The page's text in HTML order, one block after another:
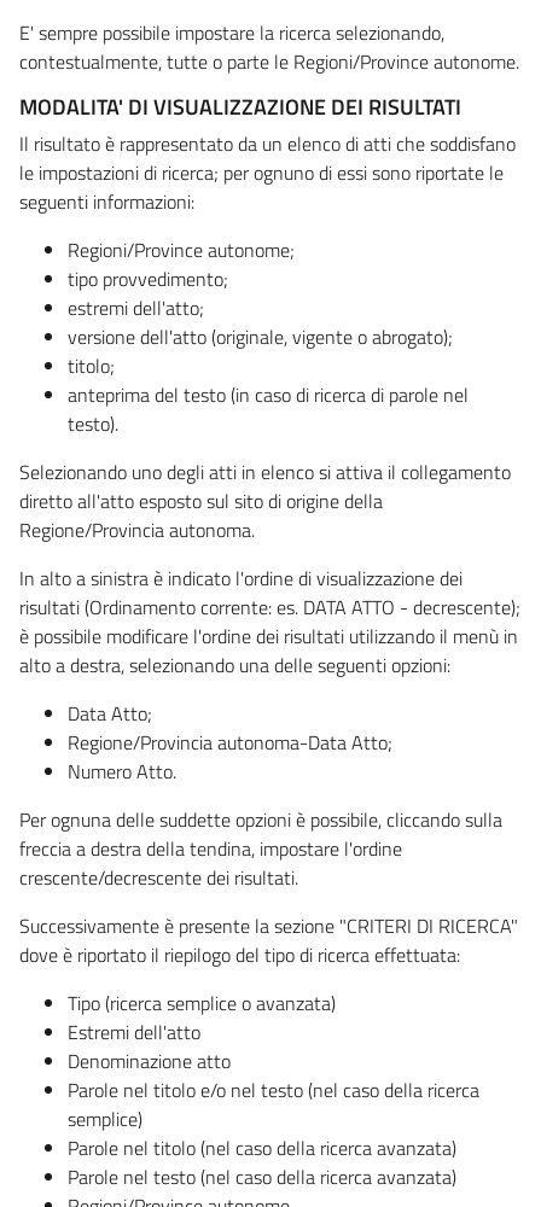
E' sempre possibile impostare la ricerca selezionando,
contestualmente, tutte o parte le Regioni/Province autonome.
MODALITA' DI VISUALIZZAZIONE DEI RISULTATI
Il risultato è rappresentato da un elenco di atti che soddisfano
le impostazioni di ricerca; per ognuno di essi sono riportate le
seguenti informazioni:
Regioni/Province autonome;
tipo provvedimento;
estremi dell'atto;
versione dell'atto (originale, vigente o abrogato);
titolo;
anteprima del testo (in caso di ricerca di parole nel
testo).
Selezionando uno degli atti in elenco si attiva il collegamento
diretto all'atto esposto sul sito di origine della
Regione/Provincia autonoma.
In alto a sinistra è indicato l'ordine di visualizzazione dei
risultati (Ordinamento corrente: es. DATA ATTO - decrescente);
è possibile modificare l'ordine dei risultati utilizzando il menù in
alto a destra, selezionando una delle seguenti opzioni:
Data Atto;
Regione/Provincia autonoma-Data Atto;
Numero Atto.
Per ognuna delle suddette opzioni è possibile, cliccando sulla
freccia a destra della tendina, impostare l'ordine
crescente/decrescente dei risultati.
Successivamente è presente la sezione "CRITERI DI RICERCA"
dove è riportato il riepilogo del tipo di ricerca effettuata:
Tipo (ricerca semplice o avanzata)
Estremi dell'atto
Denominazione atto
Parole nel titolo e/o nel testo (nel caso della ricerca
semplice)
Parole nel titolo (nel caso della ricerca avanzata)
Parole nel testo (nel caso della ricerca avanzata)